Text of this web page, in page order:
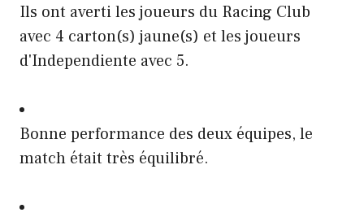
Ils ont averti les joueurs du Racing Club
avec 4 carton(s) jaune(s) et les joueurs
d'Independiente avec 5.
Bonne performance des deux équipes, le
match était très équilibré.